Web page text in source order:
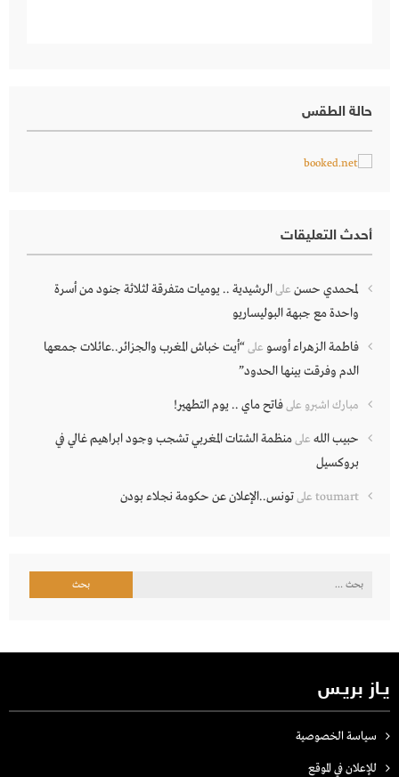
حالة الطقس
أحدث التعليقات
لمحمدي حسن علىالرشيدية .. يوميات متفرقة لثلاثة جنود من أسرة
واحدة مع جبهة البوليساريو
فاطمة الزهراء أوسو على“أيت خباش المغرب والجزائر..عائلات جمعها
الدم وفرقت بينها الحدود”
مبارك اشبرو علىفاتح ماي .. يوم التطهير!
حبيب الله علىمنظمة الشتات المغربي تشجب وجود ابراهيم غالي في
بروكسيل
toumart علىتونس..الإعلان عن حكومة نجلاء بودن
البحث
يـاز بريـس
سياسة الخصوصية
للإعلان في الموقع